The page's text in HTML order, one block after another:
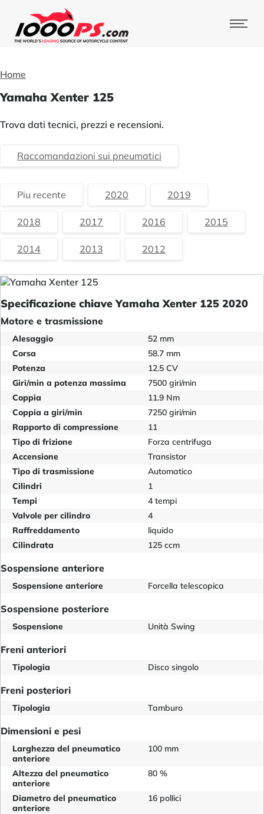
Home
Yamaha Xenter 125
Trova dati tecnici, prezzi e recensioni.
Raccomandazioni sui pneumatici
Piu recente 2020 2019
2018 2017 2016 2015
2014 2013 2012
Specificazione chiave Yamaha Xenter 125 2020
Motore e trasmissione
Alesaggio
52 mm
Corsa
58.7 mm
Potenza
12.5 CV
Giri/min a potenza massima
7500 giri/min
Coppia
11.9 Nm
Coppia a giri/min
7250 giri/min
Rapporto di compressione
11
Tipo di frizione
Forza centrifuga
Accensione
Transistor
Tipo di trasmissione
Automatico
Cilindri
1
Tempi
4 tempi
Valvole per cilindro
4
Raffreddamento
liquido
Cilindrata
125 ccm
Sospensione anteriore
Sospensione anteriore Forcella telescopica
Sospensione posteriore
Sospensione Unità Swing
Freni anteriori
Tipologia Disco singolo
Freni posteriori
Tipologia Tamburo
Dimensioni e pesi
Larghezza del pneumatico
anteriore
100 mm
Altezza del pneumatico
anteriore
80 %
Diametro del pneumatico
anteriore
16 pollici